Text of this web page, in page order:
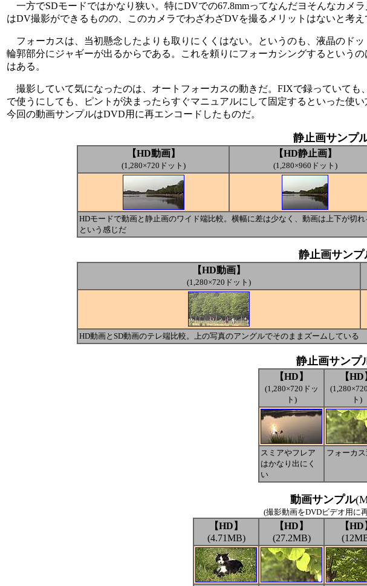
一方でSDモードではかなり狭い。特にDVでの67.8mmってなんだヨそんなカメ
はDV撮影ができるものの、このカメラでわざわざDVを撮るメリットはないと考え
フォーカスは、当初懸念したよりも取りにくくはない。というのも、液晶のド
輪郭部分にジャギーが出るからである。これを頼りにフォーカシングするという
はある。
撮影していて気になったのは、オートフォーカスの動きだ。FIXで録っていて
で使うにしても、ピントが決まったらすぐマニュアルにして固定するといった使
今回の動画サンプルはDVD用に再エンコードしたものだ。
静止画サンプ
【HD動画】
(1,280×720ドット)
【HD静止画】
(1,280×960ドット)
HDモードで動画と静止画のワイド端比較。横幅に差は少なく、動画は上下が切れ
という感じだ
静止画サンプ
【HD動画】
(1,280×720ドット)
HD動画とSD動画のテレ端比較。上の写真のアングルでそのままズームしている
静止画サンプ
【HD】
(1,280×720ドッ
ト)
【HD
ト)
スミアやフレア
はかなり出にく
い
フォーカ
動画サンプル
(撮影動画をDVDビデオ用に
【HD】
(4.71MB)
【HD】
(27.2MB)
【HD